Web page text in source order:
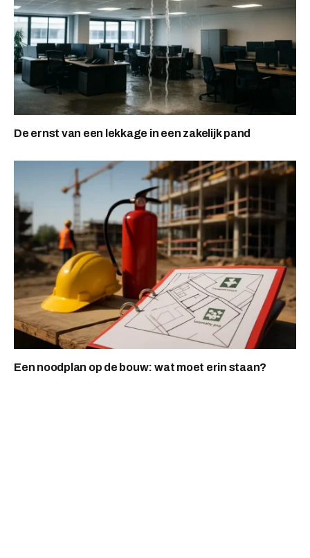
De ernst van een lekkage in een zakelijk pand
Een noodplan op de bouw: wat moet erin staan?